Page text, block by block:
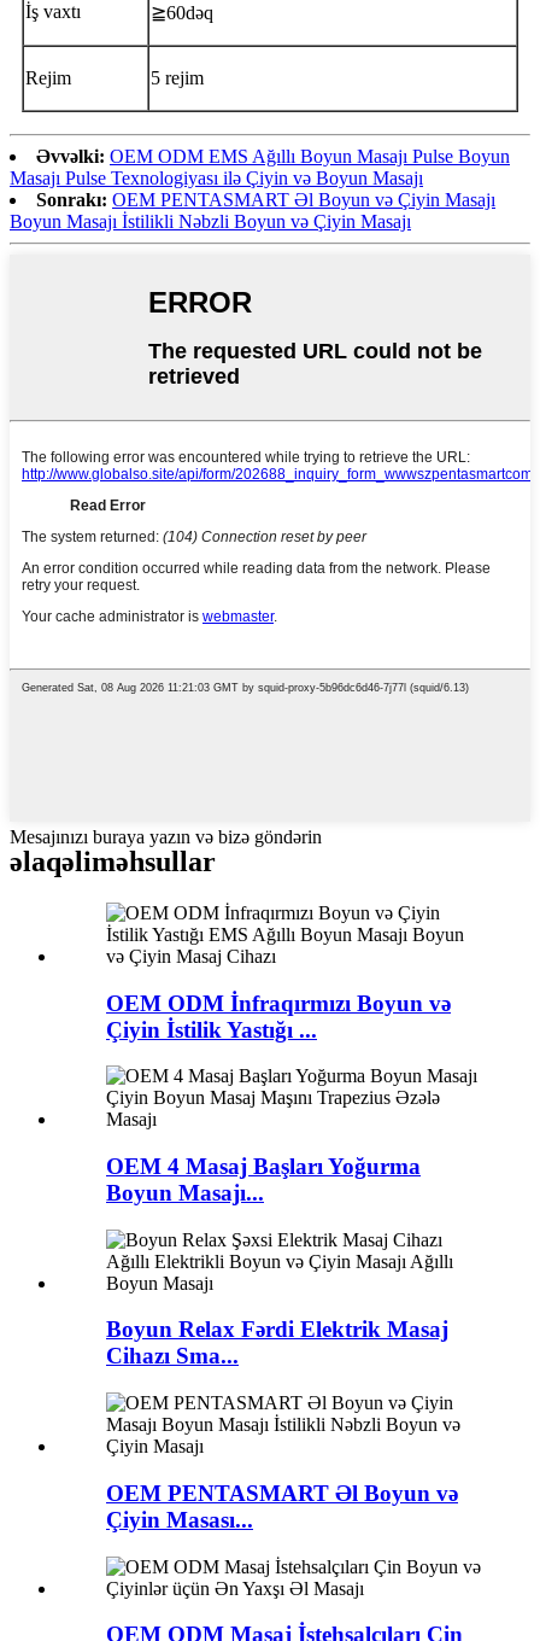
İş vaxtı ≧60dəq
Rejim 5 rejim
Əvvəlki: OEM ODM EMS Ağıllı Boyun Masajı Pulse Boyun
Masajı Pulse Texnologiyası ilə Çiyin və Boyun Masajı
Sonrakı: OEM PENTASMART Əl Boyun və Çiyin Masajı
Boyun Masajı İstilikli Nəbzli Boyun və Çiyin Masajı
Mesajınızı buraya yazın və bizə göndərin
əlaqəliməhsullar
OEM ODM İnfraqırmızı Boyun və
Çiyin İstilik Yastığı ...
OEM 4 Masaj Başları Yoğurma
Boyun Masajı...
Boyun Relax Fərdi Elektrik Masaj
Cihazı Sma...
OEM PENTASMART Əl Boyun və
Çiyin Masası...
OEM ODM Masaj İstehsalçıları Çin